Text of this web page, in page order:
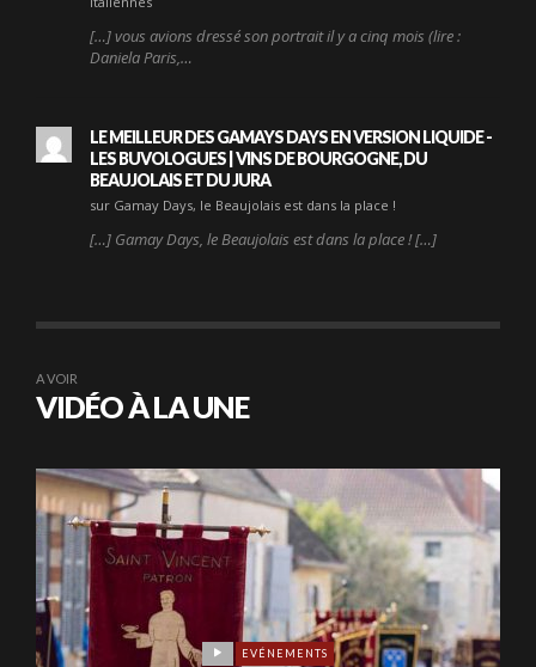
[…] vous avions dressé son portrait il y a cinq mois (lire :
Daniela Paris,…
LE MEILLEUR DES GAMAYS DAYS EN VERSION LIQUIDE -
LES BUVOLOGUES | VINS DE BOURGOGNE, DU
BEAUJOLAIS ET DU JURA
sur Gamay Days, le Beaujolais est dans la place !
[…] Gamay Days, le Beaujolais est dans la place ! […]
A VOIR
VIDÉO À LA UNE
EVÉNEMENTS